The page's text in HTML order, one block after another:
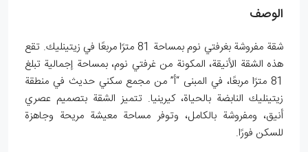
الوصف
شقة مفروشة بغرفتي نوم بمساحة 81 مترًا مربعًا في زيتينليك. تقع
هذه الشقة الأنيقة، المكونة من غرفتي نوم، بمساحة إجمالية تبلغ
81 مترًا مربعًا، في المبنى “أ” من مجمع سكني حديث في منطقة
زيتينليك النابضة بالحياة، كيرينيا. تتميز الشقة بتصميم عصري
أنيق، ومفروشة بالكامل، وتوفر مساحة معيشة مريحة وجاهزة
للسكن فورًا.